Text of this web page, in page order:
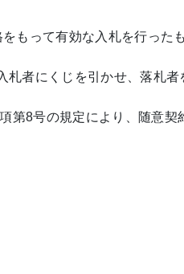
もって有効な入札を行った
札者にくじを引かせ、落札者
第8号の規定により、随意契